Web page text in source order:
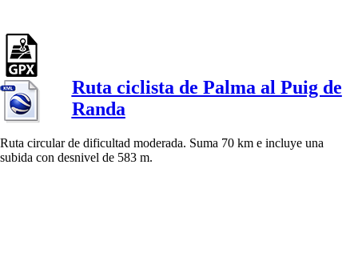
Ruta ciclista de Palma al Puig de
Randa
Ruta circular de dificultad moderada. Suma 70 km e incluye una
subida con desnivel de 583 m.